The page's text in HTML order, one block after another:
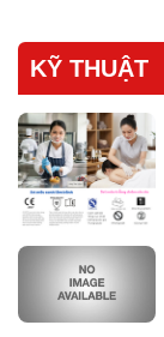
KỸ THUẬT